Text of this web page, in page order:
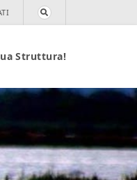
Struttura!